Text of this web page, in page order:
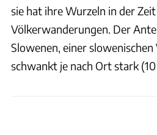
sie hat ihre Wurzeln in der
Völkerwanderungen. Der
Slowenen, einer slowenischen
schwankt je nach Ort stark